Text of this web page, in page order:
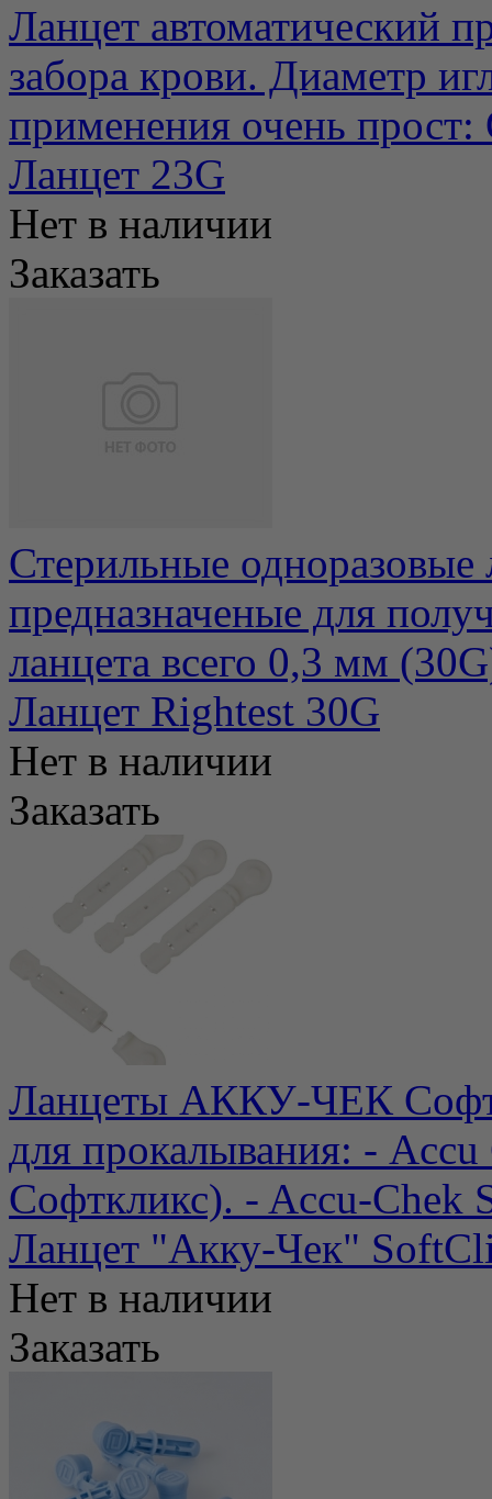
Ланцет автоматический
забора крови. Диаметр
применения очень прост:
Ланцет 23G
Нет в наличии
Заказать
Стерильные
предназначеные для
ланцета всего 0,3 мм
Ланцет Rightest 30G
Нет в наличии
Заказать
Ланцеты АККУ-ЧЕК
для прокалывания: -
Софткликс). - Accu-Chek
Ланцет "Акку-Чек"
Нет в наличии
Заказать